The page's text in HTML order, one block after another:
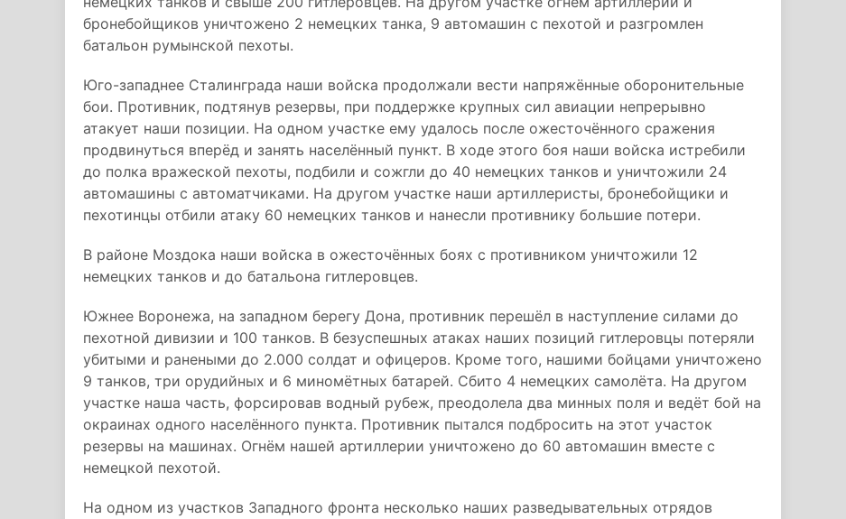
бронебойщиков уничтожено 2 немецких танка, 9 автомашин с пехотой и разгромлен
батальон румынской пехоты.
Юго-западнее Сталинграда наши войска продолжали вести напряжённые оборонительные
бои. Противник, подтянув резервы, при поддержке крупных сил авиации непрерывно
атакует наши позиции. На одном участке ему удалось после ожесточённого сражения
продвинуться вперёд и занять населённый пункт. В ходе этого боя наши войска истребили
до полка вражеской пехоты, подбили и сожгли до 40 немецких танков и уничтожили 24
автомашины с автоматчиками. На другом участке наши артиллеристы, бронебойщики и
пехотинцы отбили атаку 60 немецких танков и нанесли противнику большие потери.
В районе Моздока наши войска в ожесточённых боях с противником уничтожили 12
немецких танков и до батальона гитлеровцев.
Южнее Воронежа, на западном берегу Дона, противник перешёл в наступление силами до
пехотной дивизии и 100 танков. В безуспешных атаках наших позиций гитлеровцы потеряли
убитыми и ранеными до 2.000 солдат и офицеров. Кроме того, нашими бойцами уничтожено
9 танков, три орудийных и 6 миномётных батарей. Сбито 4 немецких самолёта. На другом
участке наша часть, форсировав водный рубеж, преодолела два минных поля и ведёт бой на
окраинах одного населённого пункта. Противник пытался подбросить на этот участок
резервы на машинах. Огнём нашей артиллерии уничтожено до 60 автомашин вместе с
немецкой пехотой.
На одном из участков Западного фронта несколько наших разведывательных отрядов